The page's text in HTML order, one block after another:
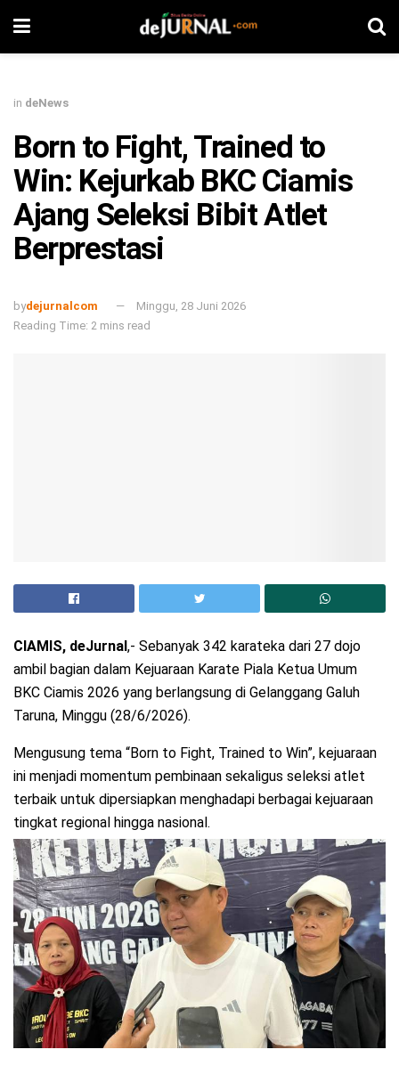
in deNews
Born to Fight, Trained to
Win: Kejurkab BKC Ciamis
Ajang Seleksi Bibit Atlet
Berprestasi
bydejurnalcom
Minggu, 28 Juni 2026
Reading Time: 2 mins read
CIAMIS, deJurnal,- Sebanyak 342 karateka dari 27 dojo
ambil bagian dalam Kejuaraan Karate Piala Ketua Umum
BKC Ciamis 2026 yang berlangsung di Gelanggang Galuh
Taruna, Minggu (28/6/2026).
Mengusung tema “Born to Fight, Trained to Win”, kejuaraan
ini menjadi momentum pembinaan sekaligus seleksi atlet
terbaik untuk dipersiapkan menghadapi berbagai kejuaraan
tingkat regional hingga nasional.